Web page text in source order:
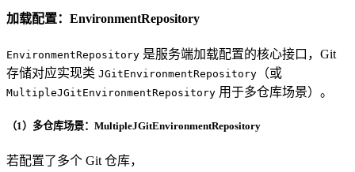
加载配置：EnvironmentRepository
EnvironmentRepository 是服务端加载配置的核心接口，Git
存储对应实现类 JGitEnvironmentRepository （或
MultipleJGitEnvironmentRepository 用于多仓库场景）。
（1）多仓库场景：MultipleJGitEnvironmentRepository
若配置了多个 Git 仓库，